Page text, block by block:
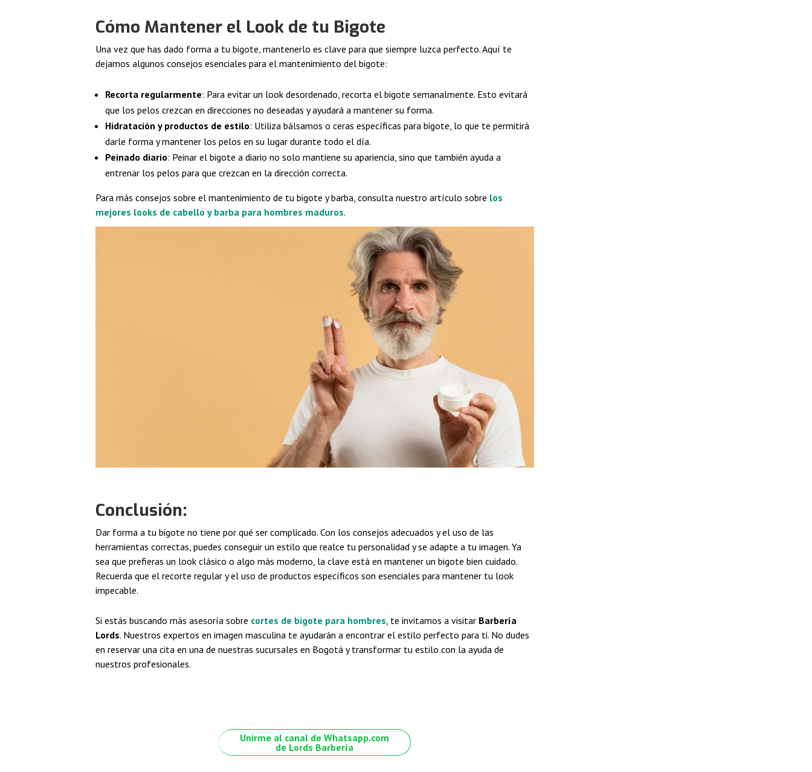
Cómo Mantener el Look de tu Bigote
Una vez que has dado forma a tu bigote, mantenerlo es clave para que siempre luzca perfecto. Aquí te
dejamos algunos consejos esenciales para el mantenimiento del bigote:
Recorta regularmente: Para evitar un look desordenado, recorta el bigote semanalmente. Esto evitará
que los pelos crezcan en direcciones no deseadas y ayudará a mantener su forma.
Hidratación y productos de estilo: Utiliza bálsamos o ceras específicas para bigote, lo que te permitirá
darle forma y mantener los pelos en su lugar durante todo el día.
Peinado diario: Peinar el bigote a diario no solo mantiene su apariencia, sino que también ayuda a
entrenar los pelos para que crezcan en la dirección correcta.
Para más consejos sobre el mantenimiento de tu bigote y barba, consulta nuestro artículo sobre los
mejores looks de cabello y barba para hombres maduros.
Conclusión:
Dar forma a tu bigote no tiene por qué ser complicado. Con los consejos adecuados y el uso de las
herramientas correctas, puedes conseguir un estilo que realce tu personalidad y se adapte a tu imagen. Ya
sea que prefieras un look clásico o algo más moderno, la clave está en mantener un bigote bien cuidado.
Recuerda que el recorte regular y el uso de productos específicos son esenciales para mantener tu look
impecable.
Si estás buscando más asesoría sobre cortes de bigote para hombres, te invitamos a visitar Barbería
Lords. Nuestros expertos en imagen masculina te ayudarán a encontrar el estilo perfecto para ti. No dudes
en reservar una cita en una de nuestras sucursales en Bogotá y transformar tu estilo con la ayuda de
nuestros profesionales.
Unirme al canal de Whatsapp.com
de Lords Barbería